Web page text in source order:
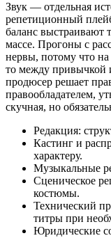
Звук — отдельная
репетиционный
баланс выстраивают
массе. Прогоны с
нервы, потому что
то между привычкой
продюсер решает
правообладателем,
скучная, но
Редакция:
Кастинг и
характеру.
Музыкальные
Сценическое
костюмы.
Технический
титры при
Юридические